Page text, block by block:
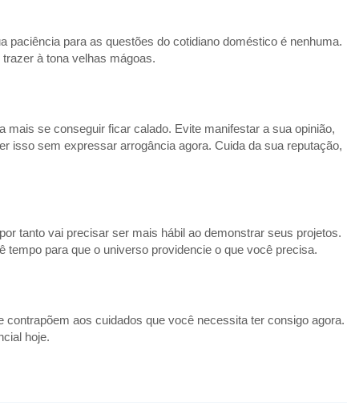
paciência para as questões do cotidiano doméstico é nenhuma.
à tona velhas mágoas.
mais se conseguir ficar calado. Evite manifestar a sua opinião,
isso sem expressar arrogância agora. Cuida da sua reputação,
tanto vai precisar ser mais hábil ao demonstrar seus projetos.
tempo para que o universo providencie o que você precisa.
aos cuidados que você necessita ter consigo agora.
hoje.